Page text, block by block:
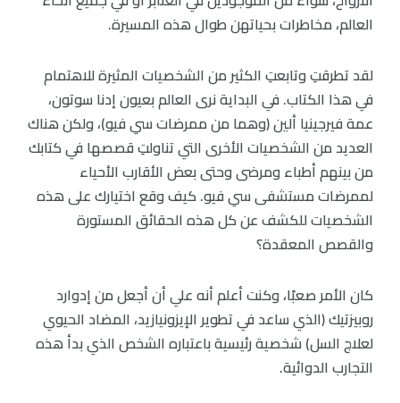
العالم، مخاطرات بحياتهن طوال هذه المسيرة.
لقد تطرقتِ وتابعتِ الكثير من الشخصيات المثيرة للاهتمام
في هذا الكتاب. في البداية نرى العالم بعيون إدنا سوتون،
عمة فيرجينيا ألين (وهما من ممرضات سي فيو)، ولكن هناك
العديد من الشخصيات الأخرى التي تناولتِ قصصها في كتابك
من بينهم أطباء ومرضى وحتى بعض الأقارب الأحياء
لممرضات مستشفى سي فيو. كيف وقع اختيارك على هذه
الشخصيات للكشف عن كل هذه الحقائق المستورة
والقصص المعقدة؟
كان الأمر صعبًا، وكنت أعلم أنه علي أن أجعل من إدوارد
روبيزتيك (الذي ساعد في تطوير الإيزونيازيد، المضاد الحيوي
لعلاج السل) شخصية رئيسية باعتباره الشخص الذي بدأ هذه
التجارب الدوائية.